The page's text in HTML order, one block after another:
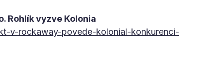
Rohlík vyzve Kolonia
v-rockaway-povede-kolonial-konkurenci-